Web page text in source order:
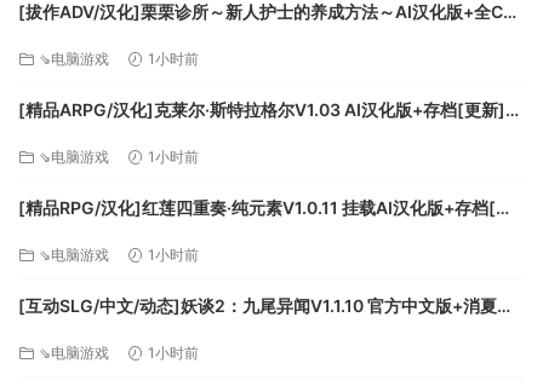
[拔作ADV/汉化]栗栗诊所～新人护士的养成方法～AI汉化版+全CG
⇘电脑游戏 1小时前
[精品ARPG/汉化]克莱尔·斯特拉格尔V1.03 AI汉化版+存档[更新]
⇘电脑游戏 1小时前
[精品RPG/汉化]红莲四重奏·纯元素V1.0.11 挂载AI汉化版+存档[更
⇘电脑游戏 1小时前
[互动SLG/中文/动态]妖谈2：九尾异闻V1.1.10 官方中文版+消夏节
⇘电脑游戏 1小时前